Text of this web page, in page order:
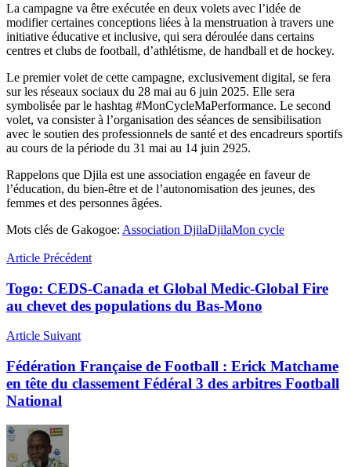
La campagne va être exécutée en deux volets avec l’idée de
modifier certaines conceptions liées à la menstruation à travers une
initiative éducative et inclusive, qui sera déroulée dans certains
centres et clubs de football, d’athlétisme, de handball et de hockey.
Le premier volet de cette campagne, exclusivement digital, se fera
sur les réseaux sociaux du 28 mai au 6 juin 2025. Elle sera
symbolisée par le hashtag #MonCycleMaPerformance. Le second
volet, va consister à l’organisation des séances de sensibilisation
avec le soutien des professionnels de santé et des encadreurs sportifs
au cours de la période du 31 mai au 14 juin 2925.
Rappelons que Djila est une association engagée en faveur de
l’éducation, du bien-être et de l’autonomisation des jeunes, des
femmes et des personnes âgées.
Mots clés de Gakogoe: Association DjilaDjilaMon cycle
Article Précédent
Togo: CEDS-Canada et Global Medic-Global Fire
au chevet des populations du Bas-Mono
Article Suivant
Fédération Française de Football : Erick Matchame
en tête du classement Fédéral 3 des arbitres Football
National